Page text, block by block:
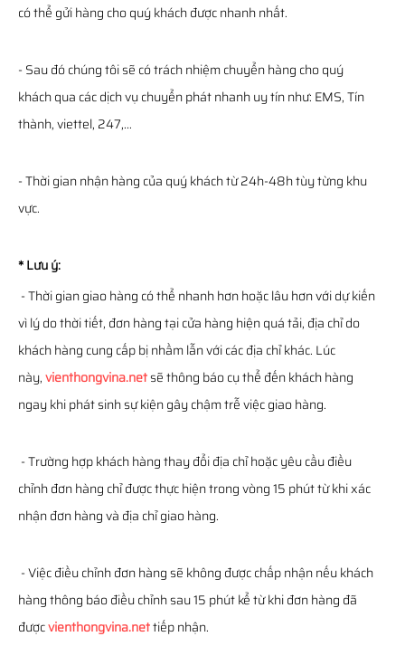
có thể gửi hàng cho quý khách được nhanh nhất.
- Sau đó chúng tôi sẽ có trách nhiệm chuyển hàng cho quý
khách qua các dịch vụ chuyển phát nhanh uy tín như: EMS, Tín
thành, viettel, 247,...
- Thời gian nhận hàng của quý khách từ 24h-48h tùy từng khu
vực.
* Lưu ý:
- Thời gian giao hàng có thể nhanh hơn hoặc lâu hơn với dự kiến
vì lý do thời tiết, đơn hàng tại cửa hàng hiện quá tải, địa chỉ do
khách hàng cung cấp bị nhầm lẫn với các địa chỉ khác. Lúc
này,vienthongvina.netsẽ thông báo cụ thể đến khách hàng
ngay khi phát sinh sự kiện gây chậm trễ việc giao hàng.
- Trường hợp khách hàng thay đổi địa chỉ hoặc yêu cầu điều
chỉnh đơn hàng chỉ được thực hiện trong vòng 15 phút từ khi xác
nhận đơn hàng và địa chỉ giao hàng.
- Việc điều chỉnh đơn hàng sẽ không được chấp nhận nếu khách
hàng thông báo điều chỉnh sau 15 phút kể từ khi đơn hàng đã
đượcvienthongvina.nettiếp nhận.